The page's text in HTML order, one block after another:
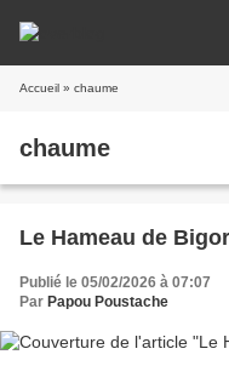
Accueil » chaume
chaume
Le Hameau de
Publié le 05/02/2026 à 07:07
Par Papou Poustache